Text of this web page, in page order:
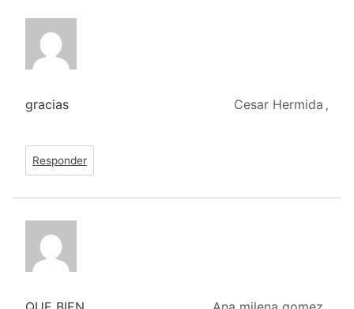
Cesar Hermida ,
gracias
Responder